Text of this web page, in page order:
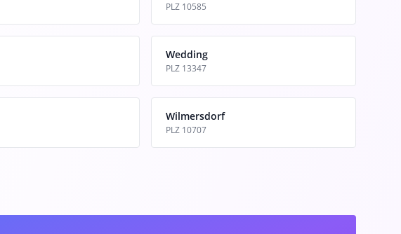
PLZ 10585
Wedding
PLZ 13347
Wilmersdorf
PLZ 10707